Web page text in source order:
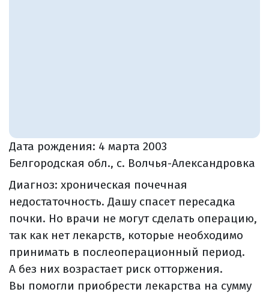
Дата рождения: 4 марта 2003
Белгородская обл., с. Волчья-Александровка
Диагноз: хроническая почечная
недостаточность. Дашу спасет пересадка
почки. Но врачи не могут сделать операцию,
так как нет лекарств, которые необходимо
принимать в послеоперационный период.
А без них возрастает риск отторжения.
Вы помогли приобрести лекарства на сумму